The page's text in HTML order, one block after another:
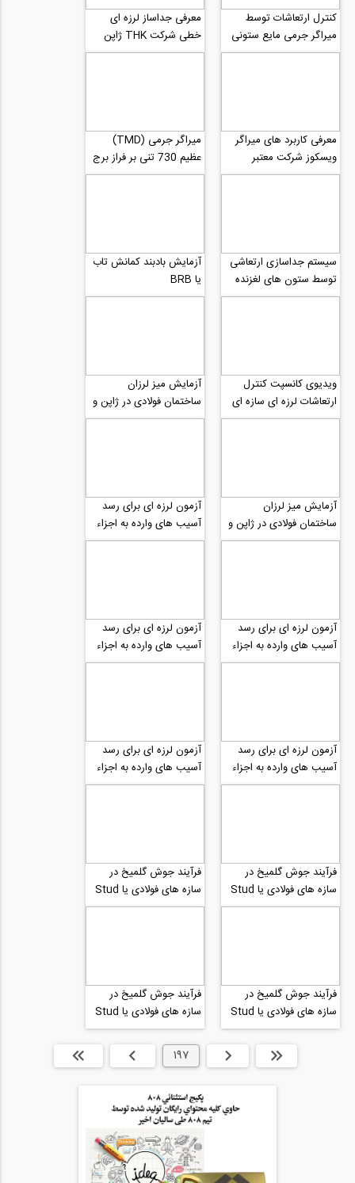
کنترل ارتعاشات توسط
میراگر جرمی مایع ستونی
(TLMD)
معرفی جداساز لرزه ای
خطی شرکت THK ژاپن
معرفی کاربرد های میراگر
ویسکوز شرکت معتبر
Taylor
میراگر جرمی (TMD)
عظیم 730 تنی بر فراز برج
تایپه 101
سیستم جداسازی ارتعاشی
توسط ستون های لغزنده
خود مرکز گرا
آزمایش بادبند کمانش تاب
یا BRB
ویدیوی کانسپت کنترل
ارتعاشات لرزه ای سازه ای
توسط میراگر جرمی تنظیم
آزمایش میز لرزان
ساختمان فولادی در ژاپن و
تشکیل مفاصل پلاستیک
آزمایش میز لرزان
ساختمان فولادی در ژاپن و
تشکیل مفاصل پلاستیک
آزمون لرزه ای برای رسد
آسیب های وارده به اجزاء
غیرسازه ای قسمت پنجم
آزمون لرزه ای برای رسد
آسیب های وارده به اجزاء
غیرسازه ای قسمت چهارم
آزمون لرزه ای برای رسد
آسیب های وارده به اجزاء
غیرسازه ای قسمت سوم
آزمون لرزه ای برای رسد
آسیب های وارده به اجزاء
غیرسازه ای قسمت دوم
آزمون لرزه ای برای رسد
آسیب های وارده به اجزاء
غیرسازه ای
فرآیند جوش گلمیخ در
سازه های فولادی یا Stud
Welding شماره 7
فرآیند جوش گلمیخ در
سازه های فولادی یا Stud
Welding شماره 6
فرآیند جوش گلمیخ در
سازه های فولادی یا Stud
Welding شماره 5
فرآیند جوش گلمیخ در
سازه های فولادی یا Stud
Welding شماره 4
ابتدا
قبلی 197 بعدی انتها »